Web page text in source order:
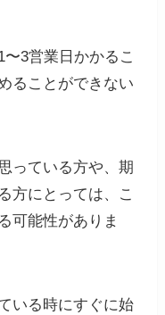
3営業日かかるこ
ることができない
っている方や、期
方にとっては、こ
可能性がありま
いる時にすぐに始